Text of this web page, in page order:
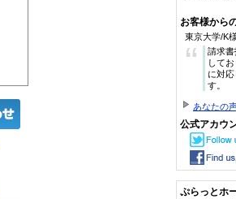
お客様から
東京大学/K
“
請求
して
に対
す。
あなたの
公式アカウ
ぷらっとホ